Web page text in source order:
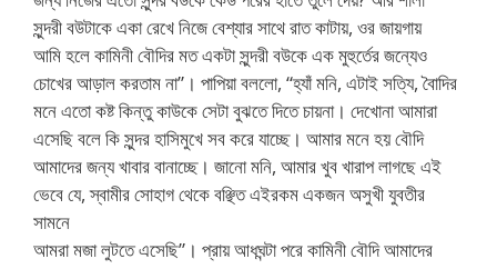
সুন্দরী বউটাকে একা রেখে নিজে বেশ্যার সাথে রাত কাটায়, ওর জায়গায়
আমি হলে কামিনী বৌদির মত একটা সুন্দরী বউকে এক মুহুর্তের জন্যেও
চোখের আড়াল করতাম না”। পাপিয়া বললো, “হ্যাঁ মনি, এটাই সত্যি, বৈাদির
মনে এতো কষ্ট কিন্তু কাউকে সেটা বুঝতে দিতে চায়না। দেখোনা আমারা
এসেছি বলে কি সুন্দর হাসিমুখে সব করে যাচ্ছে। আমার মনে হয় বৌদি
আমাদের জন্য খাবার বানাচ্ছে। জানো মনি, আমার খুব খারাপ লাগছে এই
ভেবে যে, স্বামীর সোহাগ থেকে বঞ্ছিত এইরকম একজন অসুখী যুবতীর
সামনে
আমরা মজা লুটতে এসেছি”। প্রায় আধঘন্টা পরে কামিনী বৌদি আমাদের